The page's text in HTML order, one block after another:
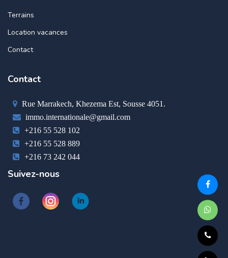
Terrains
Location vacances
Contact
Contact
Rue Marrakech, Khezema Est, Sousse 4051.
immo.internationale@gmail.com
+216 55 528 102
+216 55 528 889
+216 73 242 044
Suivez-nous